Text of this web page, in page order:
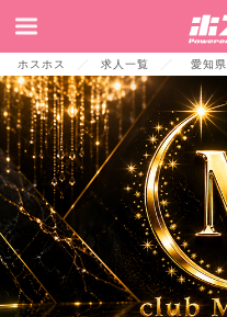
ホスホス 求人一覧 愛知県
TOP お店からのメッセージ